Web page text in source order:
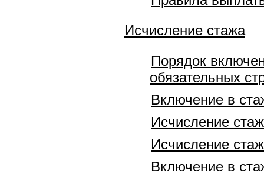
Исчисление стажа
Порядок
обязательных
Включение в
Исчисление
Исчисление
Включение в